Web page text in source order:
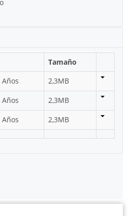
Tamaño
Años
2,3MB
Años
2,3MB
Años 2,3MB